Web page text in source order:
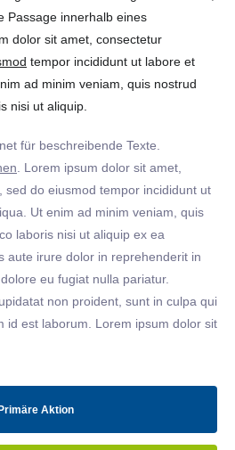
Passage innerhalb eines
dolor sit amet, consectetur
tempor incididunt ut labore et
ad minim veniam, quis nostrud
nisi ut aliquip.
für beschreibende Texte.
. Lorem ipsum dolor sit amet,
sed do eiusmod tempor incididunt ut
Ut enim ad minim veniam, quis
laboris nisi ut aliquip ex ea
aute irure dolor in reprehenderit in
eu fugiat nulla pariatur.
non proident, sunt in culpa qui
id est laborum. Lorem ipsum dolor sit
Primäre Aktion